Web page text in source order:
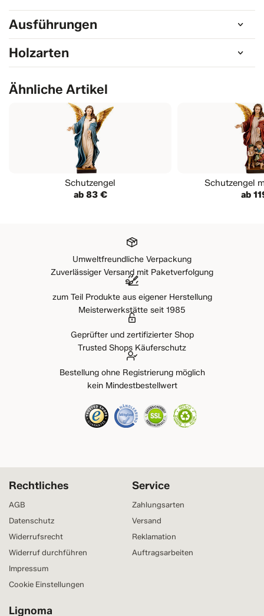
Ausführungen
Holzarten
Ähnliche Artikel
Schutzengel
ab 83 €
Schutzengel
ab
Umweltfreundliche Verpackung
Zuverlässiger Versand mit Paketverfolgung
zum Teil Produkte aus eigener Herstellung
Meisterwerkstätte seit 1985
Geprüfter und zertifizierter Shop
Trusted Shops Käuferschutz
Bestellung ohne Registrierung möglich
kein Mindestbestellwert
Service
Zahlungsarten
Versand
Reklamation
Auftragsarbeiten
Rechtliches
AGB
Datenschutz
Widerrufsrecht
Widerruf durchführen
Impressum
Cookie Einstellungen
Lignoma